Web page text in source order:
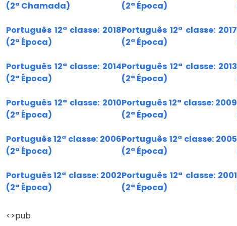
(2ª Chamada)
(2ª Época)
Português 12ª classe: 2018
(2ª Época)
Português 12ª classe: 2017
(2ª Época)
Português 12ª classe: 2014
(2ª Época)
Português 12ª classe: 2013
(2ª Época)
Português 12ª classe: 2010
(2ª Época)
Português 12ª classe: 2009
(2ª Época)
Português 12ª classe: 2006
(2ª Época)
Português 12ª classe: 2005
(2ª Época)
Português 12ª classe: 2002
(2ª Época)
Português 12ª classe: 2001
(2ª Época)
<>pub